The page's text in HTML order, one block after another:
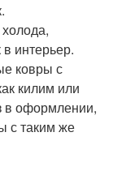
интерьер.
ковры с
килим или
в оформлении,
с таким же